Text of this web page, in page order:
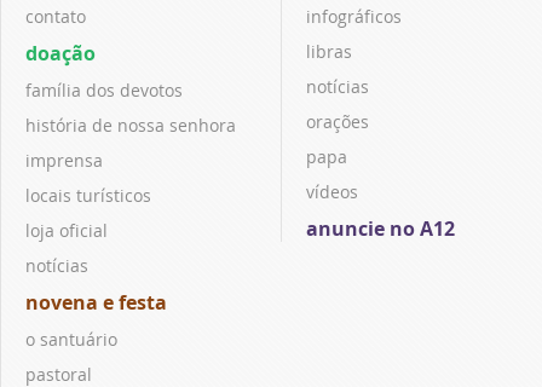
contato
doação
família dos devotos
história de nossa senhora
imprensa
locais turísticos
loja oficial
notícias
novena e festa
o santuário
pastoral
infográficos
libras
notícias
orações
papa
vídeos
anuncie no A12